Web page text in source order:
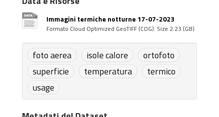
Immagini termiche notturne 17-07-2023
Formato Cloud Optimized GeoTIFF (COG). Size 2.23 (GB)
foto aerea isole calore
ortofoto
superficie
temperatura
termico
usage